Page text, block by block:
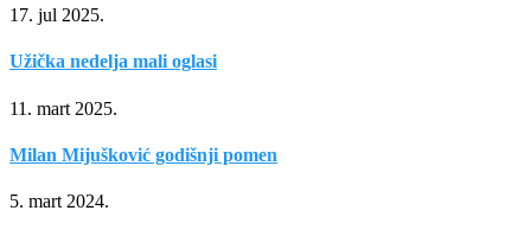
17. jul 2025.
Užička nedelja mali oglasi
11. mart 2025.
Milan Mijušković godišnji pomen
5. mart 2024.